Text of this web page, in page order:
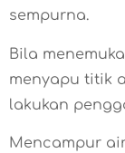
sempurna.
Bila
menyapu titik
lakukan
Mencampur